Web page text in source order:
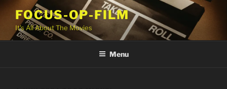
inhoud
FOCUS-OP-FILM
It's All About The Movies
Menu